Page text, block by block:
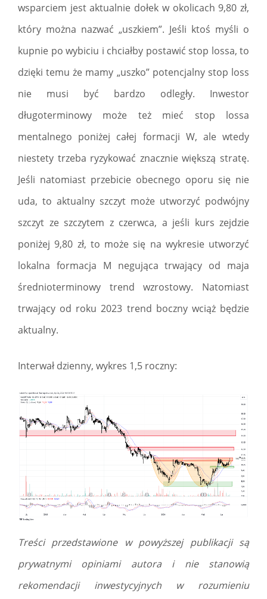
wsparciem jest aktualnie dołek w okolicach 9,80 zł,
który można nazwać „uszkiem”. Jeśli ktoś myśli o
kupnie po wybiciu i chciałby postawić stop lossa, to
dzięki temu że mamy „uszko” potencjalny stop loss
nie musi być bardzo odległy. Inwestor
długoterminowy może też mieć stop lossa
mentalnego poniżej całej formacji W, ale wtedy
niestety trzeba ryzykować znacznie większą stratę.
Jeśli natomiast przebicie obecnego oporu się nie
uda, to aktualny szczyt może utworzyć podwójny
szczyt ze szczytem z czerwca, a jeśli kurs zejdzie
poniżej 9,80 zł, to może się na wykresie utworzyć
lokalna formacja M negująca trwający od maja
średnioterminowy trend wzrostowy. Natomiast
trwający od roku 2023 trend boczny wciąż będzie
aktualny.
Interwał dzienny, wykres 1,5 roczny:
Treści przedstawione w powyższej publikacji są
prywatnymi opiniami autora i nie stanowią
rekomendacji inwestycyjnych w rozumieniu